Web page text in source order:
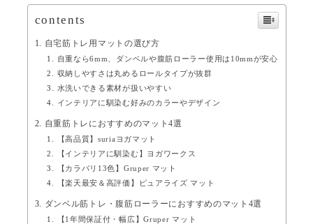
contents
自宅筋トレ用マットの選び方
自重なら6mm、ダンベルや腹筋ローラー使用は10mmが安心
収納しやすさは丸めるロールタイプが抜群
水洗いできる素材が扱いやすい
インテリアに馴染む好みのカラーやデザイン
自重筋トレにおすすめのマット4選
【高品質】suriaヨガマット
【インテリアに馴染む】ヨガワークス
【カラバリ13色】Gruper マット
【楽天最安＆高評価】ピュアライズ マット
ダンベル筋トレ・腹筋ローラーにおすすめのマット4選
【1年間保証付・幅広】Gruper マット